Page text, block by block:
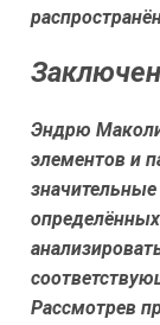
Эндрю
элементов и
Рассмотрев